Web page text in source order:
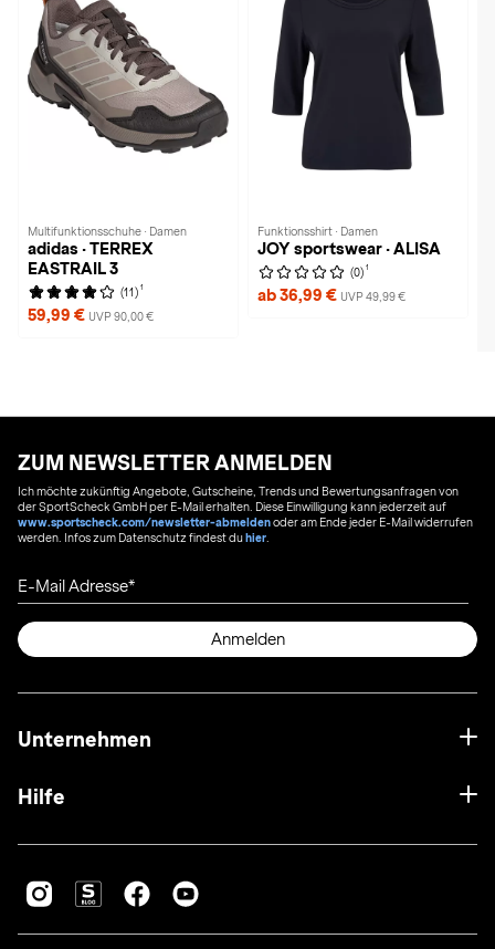
Multifunktionsschuhe · Damen
adidas · TERREX
EASTRAIL 3
(11) 1
59,99 € UVP 90,00 €
Funktionsshirt · Damen
JOY sportswear · ALISA
(0) 1
ab 36,99 € UVP 49,99 €
ZUM NEWSLETTER ANMELDEN
Ich möchte zukünftig Angebote, Gutscheine, Trends und Bewertungsanfragen von
der SportScheck GmbH per E-Mail erhalten. Diese Einwilligung kann jederzeit auf
www.sportscheck.com/newsletter-abmeldenoder am Ende jeder E-Mail widerrufen
werden. Infos zum Datenschutz findest duhier
E-Mail Adresse
Anmelden
Unternehmen
Hilfe